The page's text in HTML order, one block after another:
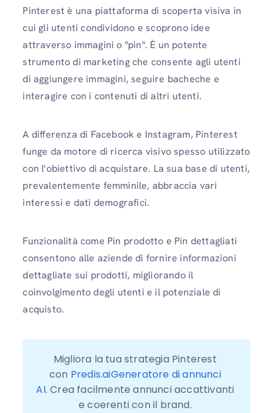
Pinterest è una piattaforma di scoperta visiva in
cui gli utenti condividono e scoprono idee
attraverso immagini o "pin". È un potente
strumento di marketing che consente agli utenti
di aggiungere immagini, seguire bacheche e
interagire con i contenuti di altri utenti.
A differenza di Facebook e Instagram, Pinterest
funge da motore di ricerca visivo spesso utilizzato
con l'obiettivo di acquistare. La sua base di utenti,
prevalentemente femminile, abbraccia vari
interessi e dati demografici.
Funzionalità come Pin prodotto e Pin dettagliati
consentono alle aziende di fornire informazioni
dettagliate sui prodotti, migliorando il
coinvolgimento degli utenti e il potenziale di
acquisto.
Migliora la tua strategia Pinterest
con Predis.aiGeneratore di annunci
AI. Crea facilmente annunci accattivanti
e coerenti con il brand.